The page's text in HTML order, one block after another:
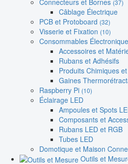
(37)
Câblage Électrique
PCB et Protoboard (32)
Visserie et Fixation (10)
Consommables
Accessoires et
Rubans et Adhésifs
Produits Chimiques
Gaines
Raspberry Pi (10)
Éclairage LED
Ampoules et Spots
Composants et
Rubans LED et RGB
Tubes LED
Domotique et Maison
Outils et